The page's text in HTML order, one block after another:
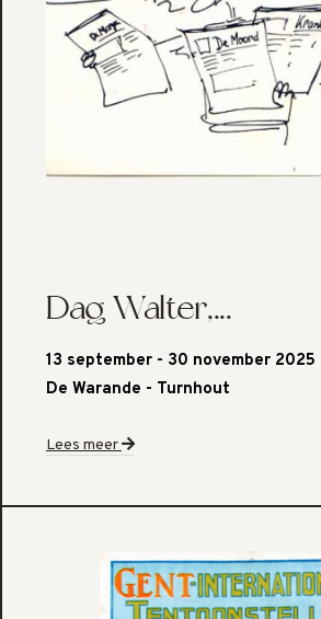
Dag Walter,...
13 september - 30 november 2025
De Warande - Turnhout
Lees meer